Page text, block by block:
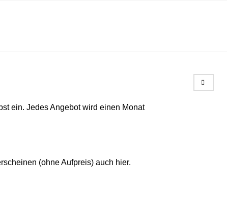
ein. Jedes Angebot wird einen Monat
(ohne Aufpreis) auch hier.
Search